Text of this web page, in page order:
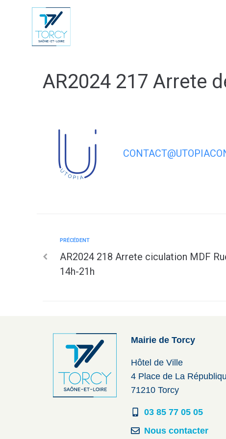
AR2024 217 Arrete
PRÉCÉDENT
AR2024 218 Arrete ciculation MDF
14h-21h
Mairie de Torcy
Hôtel de Ville
4 Place de La
71210 Torcy
03 85 77 05 05
Nous contacter